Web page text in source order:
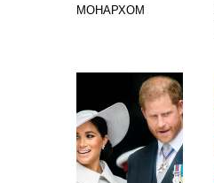
МОНАРХОМ